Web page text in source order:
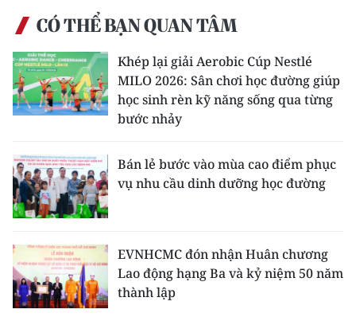
Infographic
TIN MỚI
TIN ĐỊA PHƯƠNG
Trung du và miền núi phía Bắc
Đồng bằng sông Hồng
Duyên hải Nam Trung Bộ và Tây
Nguyên
CÓ THỂ BẠN QUAN TÂM
Khép lại giải Aerobic Cúp Nestlé
MILO 2026: Sân chơi học đường giúp
học sinh rèn kỹ năng sống qua từng
bước nhảy
Bán lẻ bước vào mùa cao điểm phục
vụ nhu cầu dinh dưỡng học đường
EVNHCMC đón nhận Huân chương
Lao động hạng Ba và kỷ niệm 50 năm
thành lập